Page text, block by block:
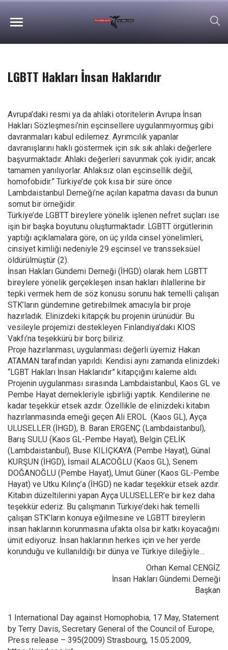
LGBTT Hakları İnsan Haklarıdır
Avrupa’daki resmi ya da ahlaki otoritelerin Avrupa İnsan
Hakları Sözleşmesi’nin eşcinsellere uygulanmıyormuş gibi
davranmaları kabul edilemez. Ayrımcılık yapanlar
davranışlarını haklı göstermek için sık sık ahlaki değerlere
başvurmaktadır. Ahlaki değerleri savunmak çok iyidir; ancak
tamamen yanılıyorlar. Ahlaksız olan eşcinsellik değil,
homofobidir.” Türkiye’de çok kısa bir süre önce
Lambdaistanbul Derneği’ne açılan kapatma davası da bunun
somut bir örneğidir.
Türkiye’de LGBTT bireylere yönelik işlenen nefret suçları ise
işin bir başka boyutunu oluşturmaktadır. LGBTT örgütlerinin
yaptığı açıklamalara göre, on üç yılda cinsel yönelimleri,
cinsiyet kimliği nedeniyle 29 eşcinsel ve transseksüel
öldürülmüştür (2).
İnsan Hakları Gündemi Derneği (İHGD) olarak hem LGBTT
bireylere yönelik gerçekleşen insan hakları ihlallerine bir
tepki vermek hem de söz konusu sorunu hak temelli çalışan
STK’ların gündemine getirebilmek amacıyla bir proje
hazırladık. Elinizdeki kitapçık bu projenin ürünüdür. Bu
vesileyle projemizi destekleyen Finlandiya’daki KIOS
Vakfı’na teşekkürü bir borç biliriz.
Proje hazırlanması, uygulanması değerli üyemiz Hakan
ATAMAN tarafından yapıldı. Kendisi aynı zamanda elinizdeki
“LGBT Hakları İnsan Haklarıdır” kitapçığını kaleme aldı.
Projenin uygulanması sırasında Lambdaistanbul, Kaos GL ve
Pembe Hayat dernekleriyle işbirliği yaptık. Kendilerine ne
kadar teşekkür etsek azdır. Özellikle de elinizdeki kitabın
hazırlanmasında emeği geçen Ali EROL (Kaos GL), Ayça
ULUSELLER (İHGD), B. Baran ERGENÇ (Lambdaistanbul),
Barış SULU (Kaos GL-Pembe Hayat), Belgin ÇELİK
(Lambdaistanbul), Buse KILIÇKAYA (Pembe Hayat), Günal
KURŞUN (İHGD), İsmail ALACOĞLU (Kaos GL), Senem
DOĞANOĞLU (Pembe Hayat), Umut Güner (Kaos GL-Pembe
Hayat) ve Utku Kılınç’a (İHGD) ne kadar teşekkür etsek azdır.
Kitabın düzeltilerini yapan Ayça ULUSELLER’e bir kez daha
teşekkür ederiz. Bu çalışmanın Türkiye’deki hak temelli
çalışan STK’ların konuya eğilmesine ve LGBTT bireylerin
insan haklarının korunmasına ufakta olsa bir katkı koyacağını
ümit ediyoruz. İnsan haklarının herkes için ve her yerde
korunduğu ve kullanıldığı bir dünya ve Türkiye dileğiyle…
Orhan Kemal CENGİZ
İnsan Hakları Gündemi Derneği
Başkan
1 International Day against Homophobia, 17 May, Statement
by Terry Davis, Secretary General of the Council of Europe,
Press release – 395(2009) Strasbourg, 15.05.2009,